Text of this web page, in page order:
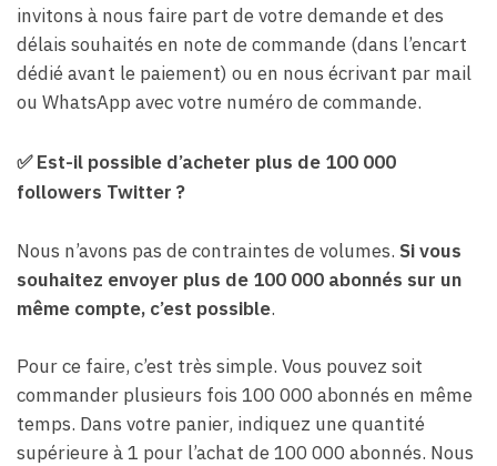
invitons à nous faire part de votre demande et des
délais souhaités en note de commande (dans l’encart
dédié avant le paiement) ou en nous écrivant par mail
ou WhatsApp avec votre numéro de commande.
✅Est-il possible d’acheter plus de 100 000
followers Twitter ?
Nous n’avons pas de contraintes de volumes. Si vous
souhaitez envoyer plus de 100 000 abonnés sur un
même compte, c’est possible.
Pour ce faire, c’est très simple. Vous pouvez soit
commander plusieurs fois 100 000 abonnés en même
temps. Dans votre panier, indiquez une quantité
supérieure à 1 pour l’achat de 100 000 abonnés. Nous